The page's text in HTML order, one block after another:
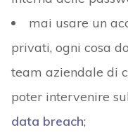
mai usare un
privati, ogni cosa
team aziendale di
poter intervenire
data breach;